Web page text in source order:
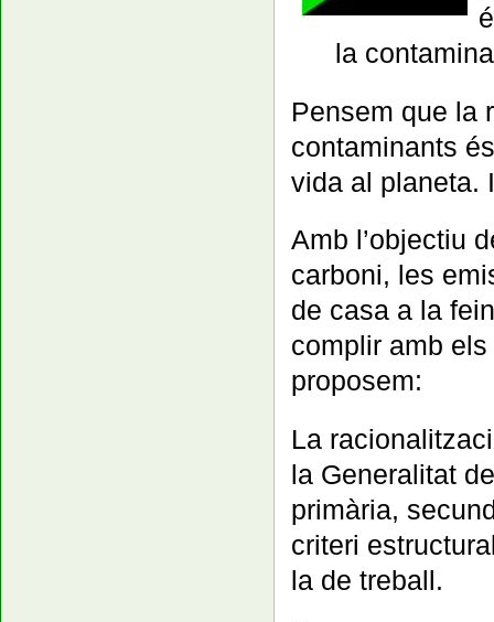
la
Pensem que la
contaminants
vida al planeta.
Amb l’objectiu
carboni, les
de casa a la
complir amb
proposem:
La
la Generalitat
primària,
criteri
la de treball.